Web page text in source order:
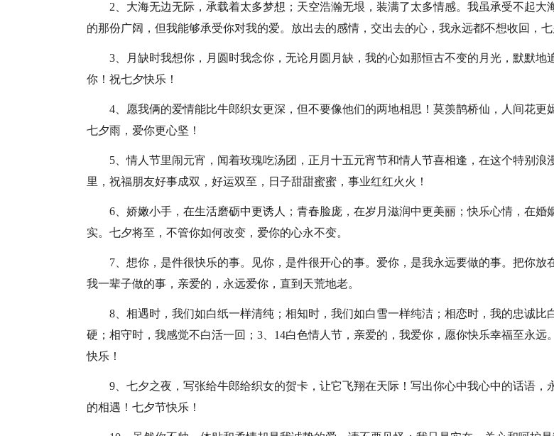
2、大海无边无际，承载着太多梦想；天空浩瀚无垠，装满了太多情感。我虽承受不起大
的那份广阔，但我能够承受你对我的爱。放出去的感情，交出去的心，我永远都不想收回，七
3、月缺时我想你，月圆时我念你，无论月圆月缺，我的心如那恒古不变的月光，默默地
你！祝七夕快乐！
4、愿我俩的爱情能比牛郎织女更深，但不要像他们的两地相思！莫羡鹊桥仙，人间花更
七夕雨，爱你更心坚！
5、情人节里闹元宵，闻着玫瑰吃汤团，正月十五元宵节和情人节喜相逢，在这个特别浪
里，祝福朋友好事成双，好运双至，日子甜甜蜜蜜，事业红红火火！
6、娇嫩小手，在生活磨砺中更诱人；青春脸庞，在岁月滋润中更美丽；快乐心情，在婚
实。七夕将至，不管你如何改变，爱你的心永不变。
7、想你，是件很快乐的事。见你，是件很开心的事。爱你，是我永远要做的事。把你放
我一辈子做的事，亲爱的，永远爱你，直到天荒地老。
8、相遇时，我们如白纸一样清纯；相知时，我们如白雪一样纯洁；相恋时，我的忠诚比
硬；相守时，我感觉不白活一回；3、14白色情人节，亲爱的，我爱你，愿你快乐幸福至永远
快乐！
9、七夕之夜，写张给牛郎给织女的贺卡，让它飞翔在天际！写出你心中我心中的话语，
的相遇！七夕节快乐！